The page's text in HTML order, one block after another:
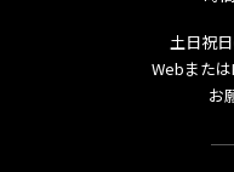
土日祝
Webまたは
お